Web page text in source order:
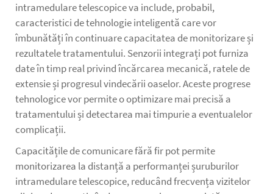
intramedulare telescopice va include, probabil,
caracteristici de tehnologie inteligentă care vor
îmbunătăți în continuare capacitatea de monitorizare și
rezultatele tratamentului. Senzorii integrați pot furniza
date în timp real privind încărcarea mecanică, ratele de
extensie și progresul vindecării oaselor. Aceste progrese
tehnologice vor permite o optimizare mai precisă a
tratamentului și detectarea mai timpurie a eventualelor
complicații.
Capacitățile de comunicare fără fir pot permite
monitorizarea la distanță a performanței șuruburilor
intramedulare telescopice, reducând frecvența vizitelor